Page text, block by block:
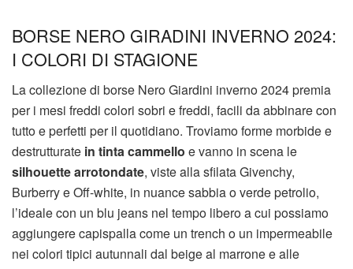
BORSE NERO GIRADINI INVERNO 2024:
I COLORI DI STAGIONE
La collezione di borse Nero Giardini inverno 2024 premia
per i mesi freddi colori sobri e freddi, facili da abbinare con
tutto e perfetti per il quotidiano. Troviamo forme morbide e
destrutturate in tinta cammello e vanno in scena le
silhouette arrotondate, viste alla sfilata Givenchy,
Burberry e Off-white, in nuance sabbia o verde petrolio,
l’ideale con un blu jeans nel tempo libero a cui possiamo
aggiungere capispalla come un trench o un impermeabile
nei colori tipici autunnali dal beige al marrone e alle